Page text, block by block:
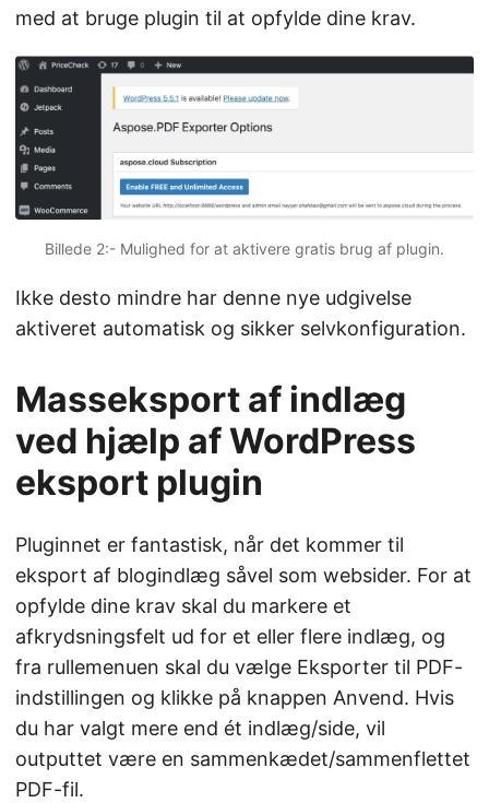
med at bruge plugin til at opfylde dine krav.
Billede 2:- Mulighed for at aktivere gratis brug af plugin.
Ikke desto mindre har denne nye udgivelse
aktiveret automatisk og sikker selvkonfiguration.
Masseksport af indlæg
ved hjælp af WordPress
eksport plugin
Pluginnet er fantastisk, når det kommer til
eksport af blogindlæg såvel som websider. For at
opfylde dine krav skal du markere et
afkrydsningsfelt ud for et eller flere indlæg, og
fra rullemenuen skal du vælge Eksporter til PDF-
indstillingen og klikke på knappen Anvend. Hvis
du har valgt mere end ét indlæg/side, vil
outputtet være en sammenkædet/sammenflettet
PDF-fil.